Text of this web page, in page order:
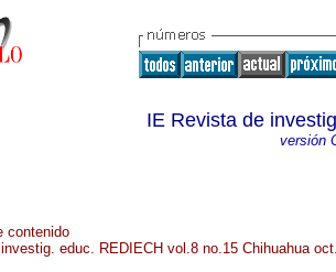
IE Revista de
versión
contenido
investig. educ. REDIECH vol.8 no.15 Chihuahua